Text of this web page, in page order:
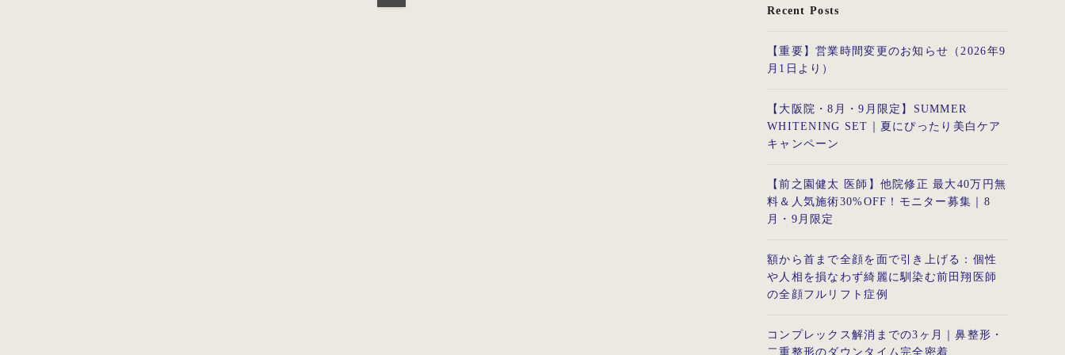
Recent Posts
【重要】営業時間変更のお知らせ（2026年9
月1日より）
【大阪院・8月・9月限定】SUMMER
WHITENING SET｜夏にぴったり美白ケア
キャンペーン
【前之園健太 医師】他院修正 最大40万円無
料＆人気施術30%OFF！モニター募集｜8
月・9月限定
額から首まで全顔を面で引き上げる：個性
や人相を損なわず綺麗に馴染む前田翔医師
の全顔フルリフト症例
コンプレックス解消までの3ヶ月｜鼻整形・
二重整形のダウンタイム完全密着